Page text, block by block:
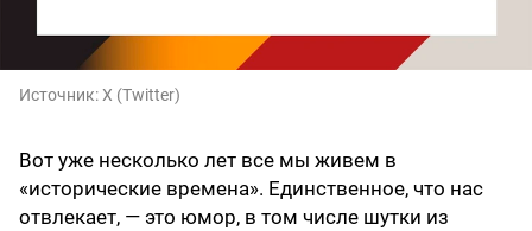
Источник:X (Twitter)
Вот уже несколько лет все мы живем в
«исторические времена». Единственное, что нас
отвлекает, — это юмор, в том числе шутки из